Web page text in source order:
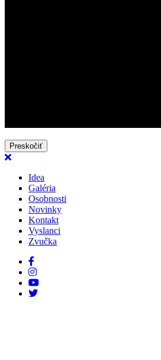
Preskočiť
Idea
Galéria
Osobnosti
Novinky
Kontakt
Vyslanci
Zvučka